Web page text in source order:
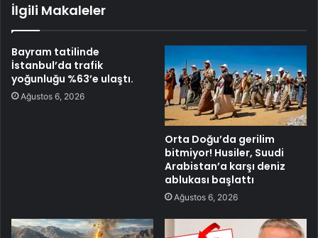
İlgili Makaleler
Bayram tatilinde
İstanbul’da trafik
yoğunluğu %63’e ulaştı.
Ağustos 6, 2026
Orta Doğu’da gerilim
bitmiyor! Husiler, Suudi
Arabistan’a karşı deniz
ablukası başlattı
Ağustos 6, 2026